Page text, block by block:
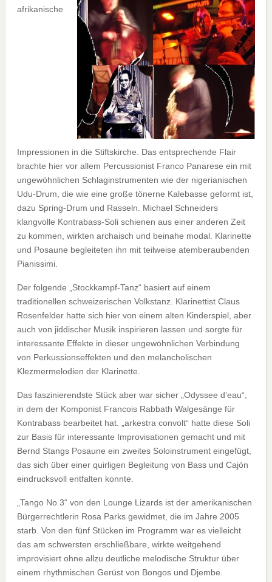
afrikanische
Impressionen in die Stiftskirche. Das entsprechende Flair
brachte hier vor allem Percussionist Franco Panarese ein mit
ungewöhnlichen Schlaginstrumenten wie der nigerianischen
Udu-Drum, die wie eine große tönerne Kalebasse geformt ist,
dazu Spring-Drum und Rasseln. Michael Schneiders
klangvolle Kontrabass-Soli schienen aus einer anderen Zeit
zu kommen, wirkten archaisch und beinahe modal. Klarinette
und Posaune begleiteten ihn mit teilweise atemberaubenden
Pianissimi.
Der folgende „Stockkampf-Tanz“ basiert auf einem
traditionellen schweizerischen Volkstanz. Klarinettist Claus
Rosenfelder hatte sich hier von einem alten Kinderspiel, aber
auch von jiddischer Musik inspirieren lassen und sorgte für
interessante Effekte in dieser ungewöhnlichen Verbindung
von Perkussionseffekten und den melancholischen
Klezmermelodien der Klarinette.
Das faszinierendste Stück aber war sicher „Odyssee d’eau“,
in dem der Komponist Francois Rabbath Walgesänge für
Kontrabass bearbeitet hat. „arkestra convolt“ hatte diese Soli
zur Basis für interessante Improvisationen gemacht und mit
Bernd Stangs Posaune ein zweites Soloinstrument eingefügt,
das sich über einer quirligen Begleitung von Bass und Cajòn
eindrucksvoll entfalten konnte.
„Tango No 3“ von den Lounge Lizards ist der amerikanischen
Bürgerrechtlerin Rosa Parks gewidmet, die im Jahre 2005
starb. Von den fünf Stücken im Programm war es vielleicht
das am schwersten erschließbare, wirkte weitgehend
improvisiert ohne allzu deutliche melodische Struktur über
einem rhythmischen Gerüst von Bongos und Djembe.